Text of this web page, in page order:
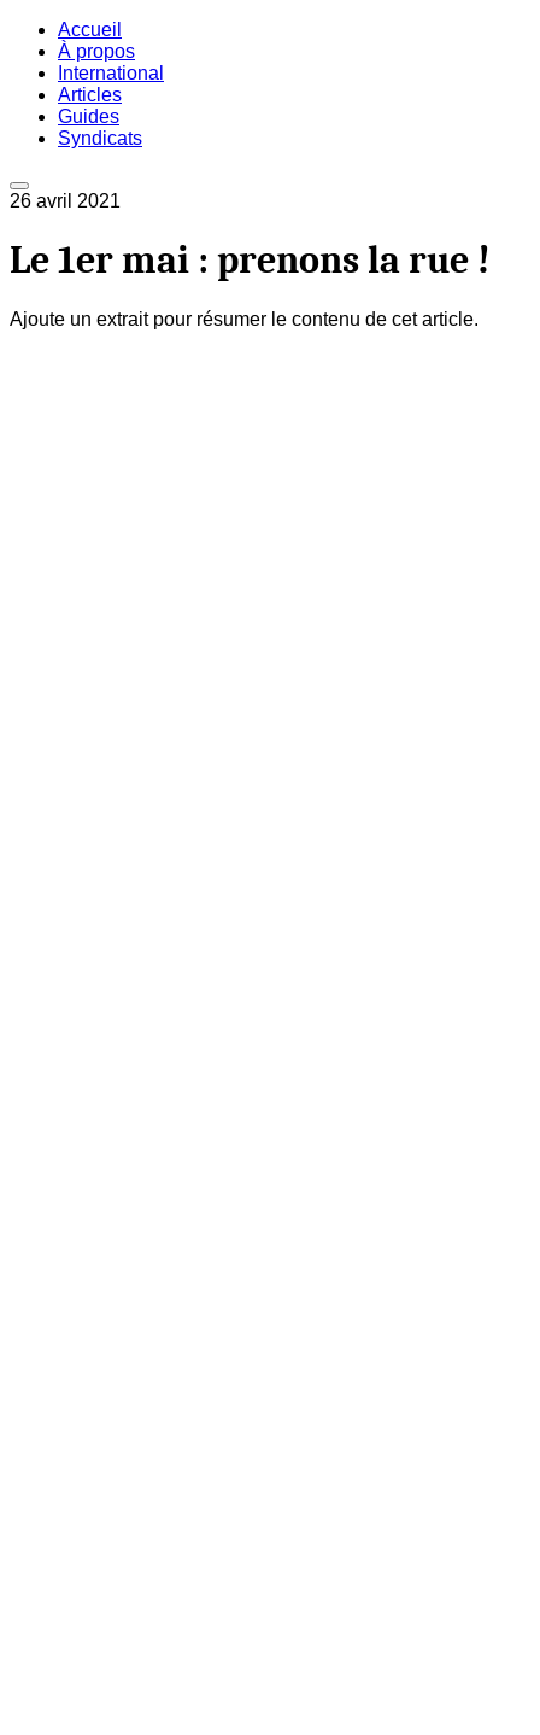
Accueil
À propos
International
Articles
Guides
Syndicats
26 avril 2021
Le 1er mai : prenons la rue !
Ajoute un extrait pour résumer le contenu de cet article.